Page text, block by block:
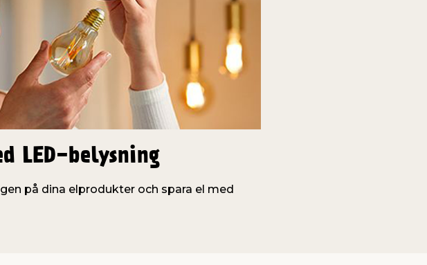
LED-belysning
på dina elprodukter och spara el med